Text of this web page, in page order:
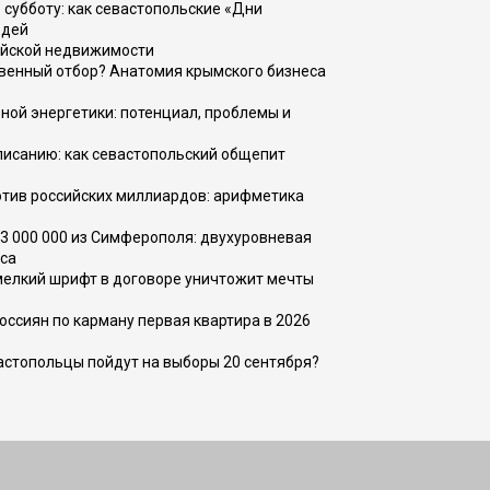
как севастопольские «Дни
недвижимости
отбор? Анатомия крымского бизнеса
энергетики: потенциал, проблемы и
как севастопольский общепит
российских миллиардов: арифметика
000 000 из Симферополя: двухуровневая
шрифт в договоре уничтожит мечты
по карману первая квартира в 2026
пойдут на выборы 20 сентября?